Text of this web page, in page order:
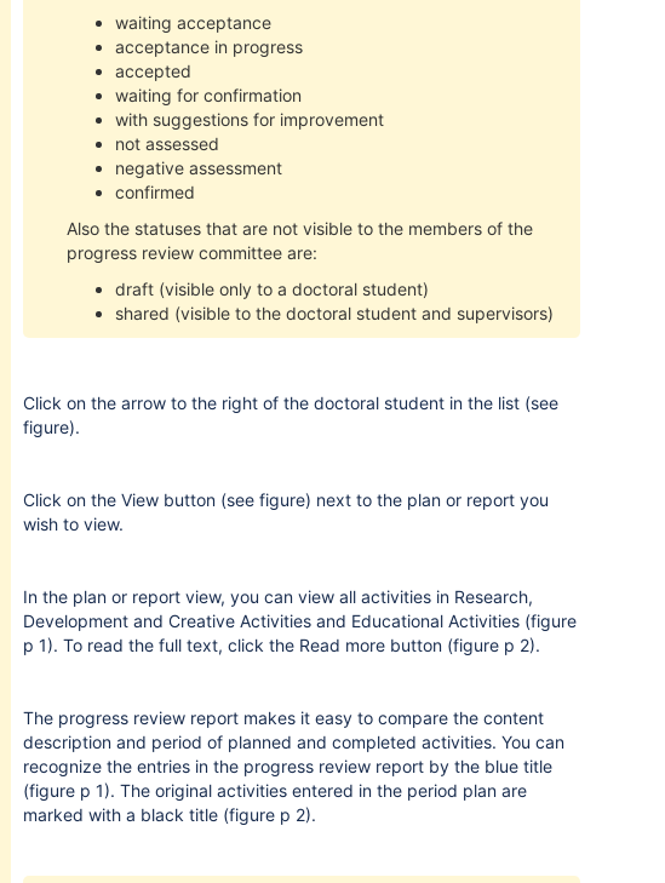
waiting acceptance
acceptance in progress
accepted
waiting for confirmation
with suggestions for improvement
not assessed
negative assessment
confirmed
Also the statuses that are not visible to the members of the
progress review committee are:
draft (visible only to a doctoral student)
shared (visible to the doctoral student and supervisors)
Click on the arrow to the right of the doctoral student in the list (see
figure).
Click on the View button (see figure) next to the plan or report you
wish to view.
In the plan or report view, you can view all activities in Research,
Development and Creative Activities and Educational Activities (figure
p 1). To read the full text, click the Read more button (figure p 2).
The progress review report makes it easy to compare the content
description and period of planned and completed activities. You can
recognize the entries in the progress review report by the blue title
(figure p 1). The original activities entered in the period plan are
marked with a black title (figure p 2).